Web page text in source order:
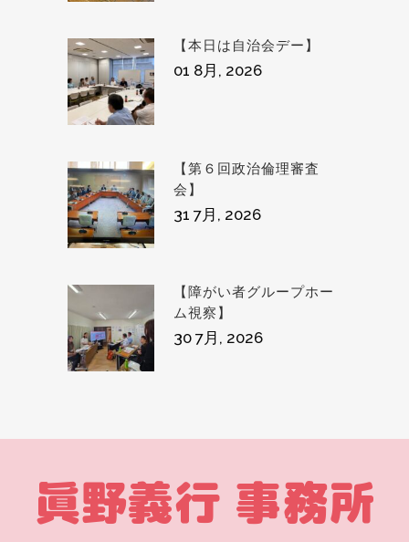
【本日は自治会デー】
01 8月, 2026
【第６回政治倫理審査
会】
31 7月, 2026
【障がい者グループホー
ム視察】
30 7月, 2026
眞野義行 事務所